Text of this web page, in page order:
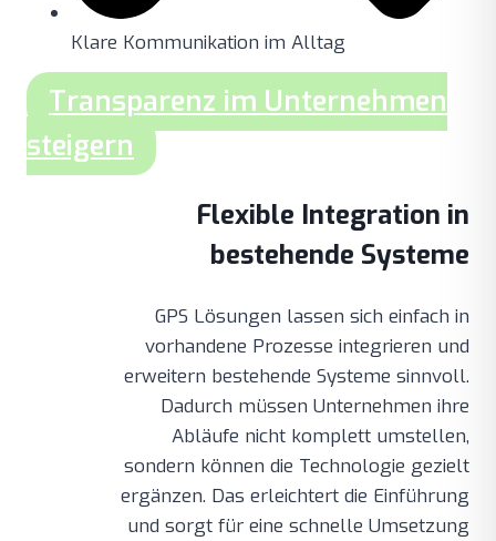
Klare Kommunikation im Alltag
Transparenz im Unternehmen
steigern
Flexible Integration in
bestehende Systeme
GPS Lösungen lassen sich einfach in
vorhandene Prozesse integrieren und
erweitern bestehende Systeme sinnvoll.
Dadurch müssen Unternehmen ihre
Abläufe nicht komplett umstellen,
sondern können die Technologie gezielt
ergänzen. Das erleichtert die Einführung
und sorgt für eine schnelle Umsetzung